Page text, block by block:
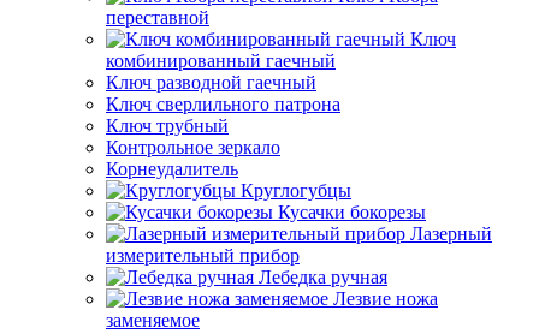
переставной
Ключ
комбинированный гаечный
Ключ разводной гаечный
Ключ сверлильного патрона
Ключ трубный
Контрольное зеркало
Корнеудалитель
Круглогубцы
Кусачки бокорезы
Лазерный
измерительный прибор
Лебедка ручная
Лезвие ножа
заменяемое